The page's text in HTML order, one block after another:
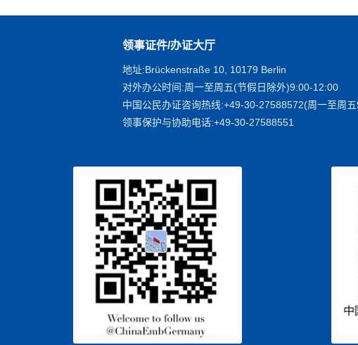
领事证件/办证大厅
地址:Brückenstraße 10, 10179 Berlin
对外办公时间:周一至周五(节假日除外)9:00-12:00
中国公民办证咨询热线:+49-30-27588572(周一至周
领事保护与协助电话:+49-30-27588551